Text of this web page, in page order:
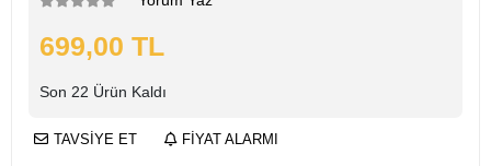
699,00 TL
Son 22 Ürün Kaldı
TAVSİYE ET FİYAT ALARMI